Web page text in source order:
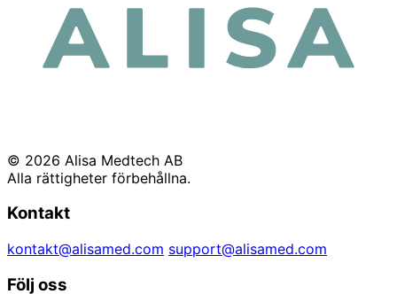
© 2026 Alisa Medtech AB
Alla rättigheter förbehållna.
Kontakt
kontakt@alisamed.com support@alisamed.com
Följ oss